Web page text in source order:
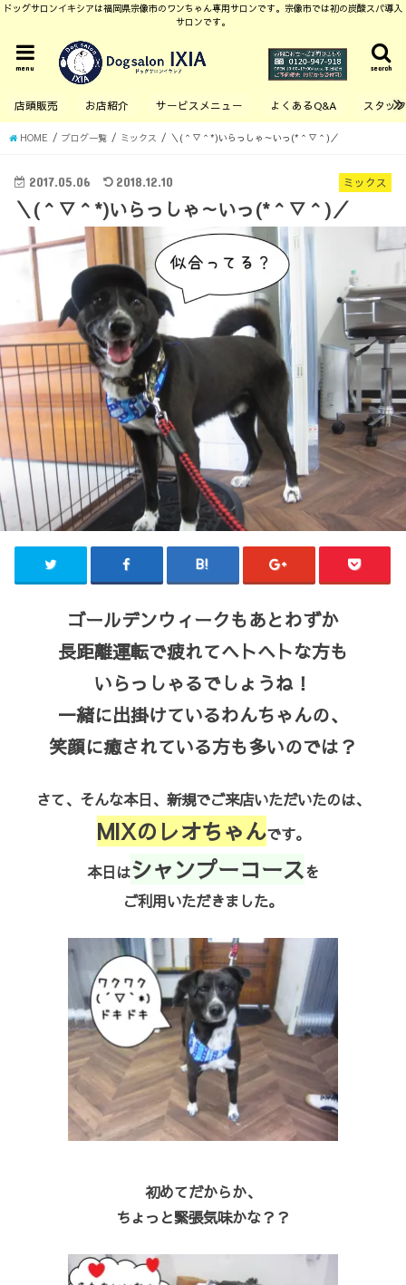
ドッグサロンイキシアは福岡県宗像市のワンちゃん専用サロンです。宗像市では初の炭酸スパ導入
サロンです。
search
menu
店頭販売 お店紹介 サービスメニュー よくあるQ&A スタッ
HOME ブログ一覧 ミックス ＼(＾▽＾*)いらっしゃ～いっ(*＾▽＾)／
ミックス
2017.05.06 2018.12.10
＼(＾▽＾*)いらっしゃ～いっ(*＾▽＾)／
ゴールデンウィークもあとわずか
長距離運転で疲れてヘトヘトな方も
いらっしゃるでしょうね！
一緒に出掛けているわんちゃんの、
笑顔に癒されている方も多いのでは？
さて、そんな本日、新規でご来店いただいたのは、
MIXのレオちゃんです。
本日はシャンプーコースを
ご利用いただきました。
初めてだからか、
ちょっと緊張気味かな？？